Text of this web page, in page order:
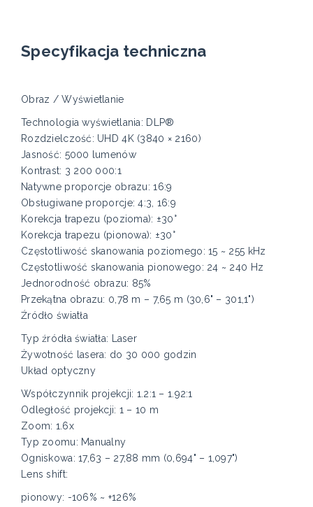
Specyfikacja techniczna
Obraz / Wyświetlanie
Technologia wyświetlania: DLP®
Rozdzielczość: UHD 4K (3840 × 2160)
Jasność: 5000 lumenów
Kontrast: 3 200 000:1
Natywne proporcje obrazu: 16:9
Obsługiwane proporcje: 4:3, 16:9
Korekcja trapezu (pozioma): ±30°
Korekcja trapezu (pionowa): ±30°
Częstotliwość skanowania poziomego: 15 ~ 255 kHz
Częstotliwość skanowania pionowego: 24 ~ 240 Hz
Jednorodność obrazu: 85%
Przekątna obrazu: 0,78 m – 7,65 m (30,6" – 301,1")
Źródło światła
Typ źródła światła: Laser
Żywotność lasera: do 30 000 godzin
Układ optyczny
Współczynnik projekcji: 1.2:1 – 1.92:1
Odległość projekcji: 1 – 10 m
Zoom: 1.6x
Typ zoomu: Manualny
Ogniskowa: 17,63 – 27,88 mm (0,694" – 1,097")
Lens shift:
pionowy: -106% ~ +126%